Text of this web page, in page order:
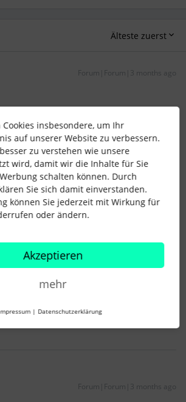
Älteste zuerst
Forum|Forum|3 months ago
Zahnrad keinen Code, nutze aber auch
der Kopplung, das ist aber nur eine Idee,
nicht aus. Hier ein Link zur Einrichtung,
machen:
einrichten – Personio
in/hmk-personal-ds
dies
Forum|Forum|3 months ago
insbesondere, um Ihr
auf unserer Website zu verbessern.
zu verstehen wie unsere
wird, damit wir die Inhalte für Sie
schalten können. Durch
Sie sich damit einverstanden.
können Sie jederzeit mit Wirkung für
oder ändern.
Akzeptieren
mehr
| Datenschutzerklärung